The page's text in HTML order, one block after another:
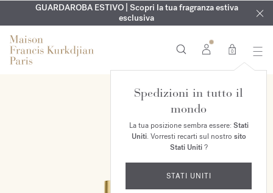
ESCLUSIVO | Scopri la nuova fragranza OUDvelvet moodnel
tuo ordine*
INCISIONE GRATUITA | Su tutte le fragranze e gli oli per il
corpo fino al 9 agosto
GUARDAROBA ESTIVO | Scopri la tua fragranza estiva
esclusiva
0
Spedizioni in tutto il
mondo
La tua posizione sembra essere: Stati
Uniti. Vorresti recarti sul nostro sito
Stati Uniti?
STATI UNITI
ESCLUSIVA ONLINE